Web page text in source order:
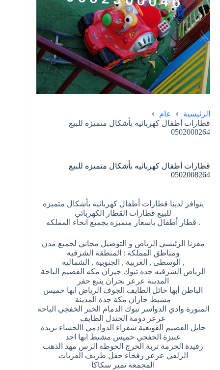
الرئيسية
عام
قطارات أطفال كهربائيه بأشكال متميزه للبيع
0502008264
قطارات أطفال كهربائيه بأشكال متميزه للبيع
0502008264
يتوافر لدينا قطارات أطفال كهربائيه بأشكال متميزه
للبيع قطارات القطار الكهربائي
. قطار أطفال باسعار متميزه بجميع انحاء المملكه
مقرنا الرئيسي الرياض و التوصيل مجاني لجميع مدن
ومناطق المملكة : المنطقة الشرقيه
, الوسطى , الغربية , الجنوبيه , الشماليه
الرياض الشرقيه جده تبوك جيزان مكه القصيم الباحة
المدينة عرعر نجران ينبع حفر
الباطن أبها حائل الطايف الجوف الرياض ابها خميس
مشيط جازان مكة جدة المدينة
المنورة وادي الدواسر تبوك الدمام الخبر الخفجي الباحة
عرعر دومة الجندل الطايف
حايل القصيم القويعية شقراء الدوادمي االحساء بريدة
عنيزة الخفجي خميس مشيط ابها احد
رفيدة الخرمة تربة الخرج الحوطة الرس مهد الذهب
الزلفي عرعر رفحاء حقل طريف القريات
المجمعة تمير سكاكا